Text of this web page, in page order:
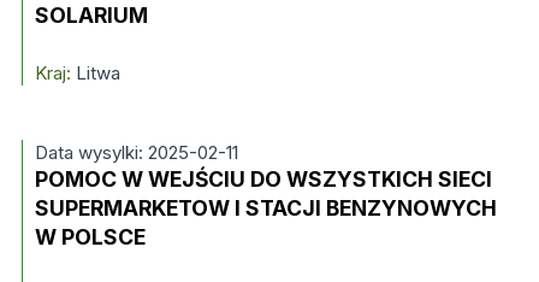
SOLARIUM
Kraj: Litwa
Data wysylki: 2025-02-11
POMOC W WEJŚCIU DO WSZYSTKICH SIECI
SUPERMARKETOW I STACJI BENZYNOWYCH
W POLSCE